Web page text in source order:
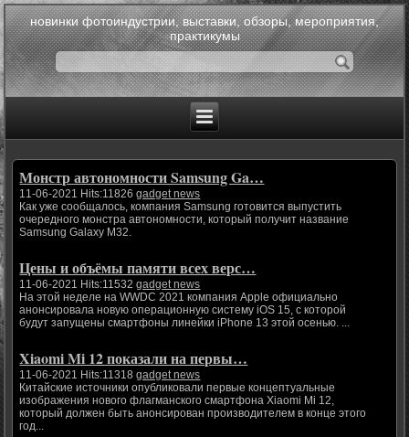
новинки фотоиндустрии, выставки, обзоры, мероприятия,
практикумы
Монстр автономности Samsung Ga…
11-06-2021 Hits:11826gadget news
Как уже сообщалось, компания Samsung готовится выпустить
очередного монстра автономности, который получит название
Samsung Galaxy M32.
Цены и объёмы памяти всех верс…
11-06-2021 Hits:11532gadget news
На этой неделе на WWDC 2021 компания Apple официально
анонсировала новую операционную систему iOS 15, с которой
будут запущены смартфоны линейки iPhone 13 этой осенью. ...
Xiaomi Mi 12 показали на первы…
11-06-2021 Hits:11318gadget news
Китайские источники опубликовали первые концептуальные
изображения нового флагманского смартфона Xiaomi Mi 12,
который должен быть анонсирован производителем в конце этого
год...